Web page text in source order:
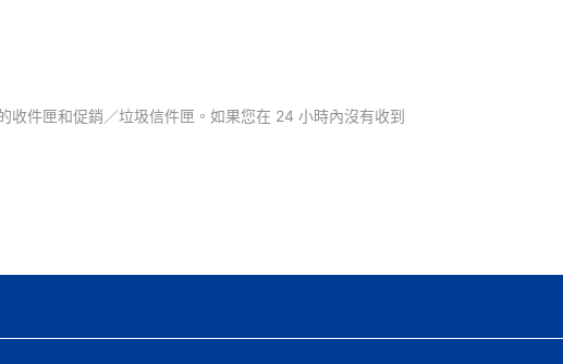
件匣和促銷／垃圾信件匣。如果您在 24 小時內沒有收到